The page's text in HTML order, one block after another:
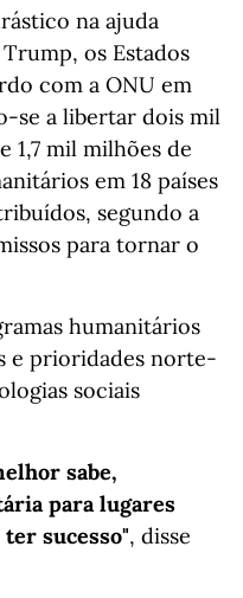
na ajuda
os Estados
com a ONU em
se a libertar dois mil
1,7 mil milhões de
em 18 países
segundo a
para tornar o
humanitários
e prioridades norte-
sociais
sabe,
para lugares
sucesso", disse